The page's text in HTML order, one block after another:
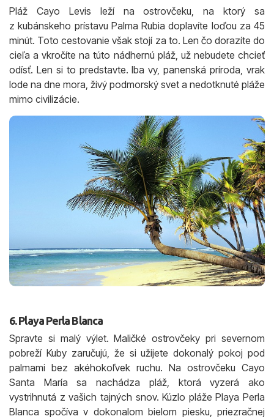
Pláž Cayo Levis leží na ostrovčeku, na ktorý sa
z kubánskeho prístavu Palma Rubia doplavíte loďou za 45
minút. Toto cestovanie však stojí za to. Len čo dorazíte do
cieľa a vkročíte na túto nádhernú pláž, už nebudete chcieť
odísť. Len si to predstavte. Iba vy, panenská príroda, vrak
lode na dne mora, živý podmorský svet a nedotknuté pláže
mimo civilizácie.
6. Playa Perla Blanca
Spravte si malý výlet. Maličké ostrovčeky pri severnom
pobreží Kuby zaručujú, že si užijete dokonalý pokoj pod
palmami bez akéhokoľvek ruchu. Na ostrovčeku Cayo
Santa María sa nachádza pláž, ktorá vyzerá ako
vystrihnutá z vašich tajných snov. Kúzlo pláže Playa Perla
Blanca spočíva v dokonalom bielom piesku, priezračnej